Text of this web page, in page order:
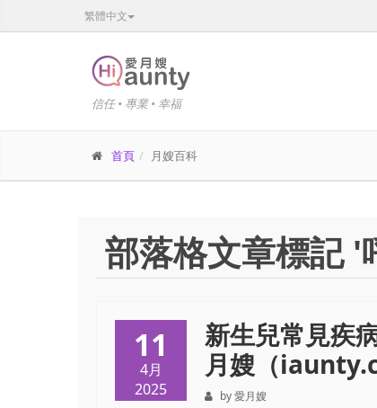
繁體中文
信任 • 專業 • 幸福
首頁 月嫂百科
部落格文章標記 '
11
4月
2025
新生兒常見疾
月嫂（
by 愛月嫂